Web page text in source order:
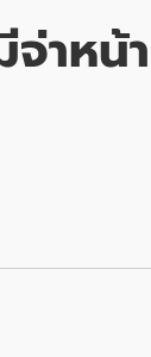
าหน้า